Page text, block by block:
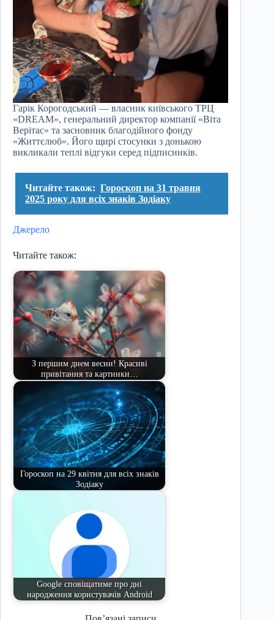
Гарік Корогодський — власник київського ТРЦ
«DREAM», генеральний директор компанії «Віта
Верітас» та засновник благодійного фонду
«Життєлюб». Його щирі стосунки з донькою
викликали теплі відгуки серед підписників.
Читайте також: Гороскоп на 31 травня
2025 року для всіх знаків Зодіаку
Джерело
Читайте також:
З першим днем весни! Красиві
привітання та картинки…
Гороскоп на 29 квітня для всіх знаків
Зодіаку
Google сповіщатиме про дні
народження користувачів Android